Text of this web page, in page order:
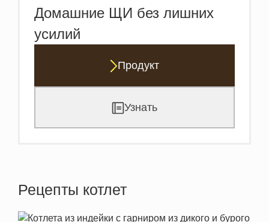
Домашние ЩИ без лишних
усилий
Продукт
Узнать
Рецепты котлет